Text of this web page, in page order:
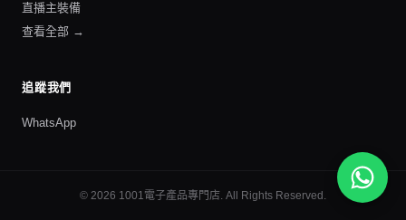
直播主裝備
查看全部 →
追蹤我們
WhatsApp
© 2026 1001電子產品專門店. All Rights Reserved.